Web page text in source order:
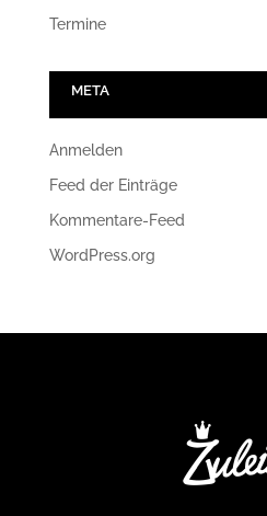
Termine
META
Anmelden
Feed der Einträge
Kommentare-Feed
WordPress.org